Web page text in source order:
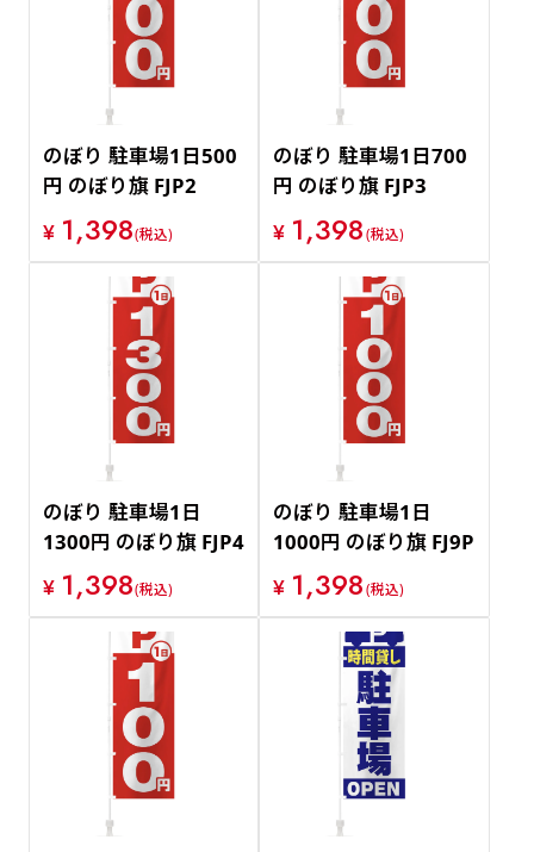
のぼり 駐車場1日500
円 のぼり旗 FJP2
¥ 1,398(税込)
のぼり 駐車場1日700
円 のぼり旗 FJP3
¥ 1,398(税込)
のぼり 駐車場1日
1300円 のぼり旗 FJP4
¥ 1,398(税込)
のぼり 駐車場1日
1000円 のぼり旗 FJ9P
¥ 1,398(税込)